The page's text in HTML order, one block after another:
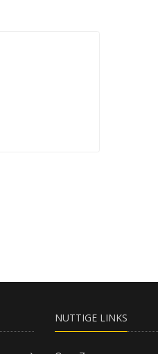
NUTTIGE LINKS